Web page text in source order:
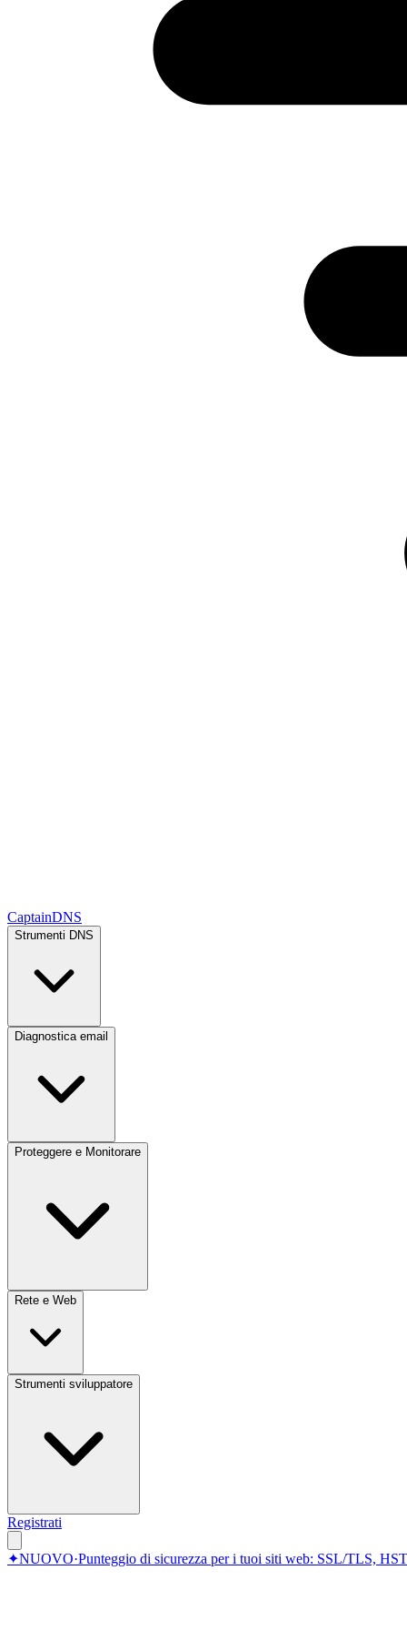
CaptainDNS
Strumenti DNS
Diagnostica email
Proteggere e Monitorare
Rete e Web
Strumenti sviluppatore
Registrati
✦NUOVO·Punteggio di sicurezza per i tuoi siti web: SSL/TLS,